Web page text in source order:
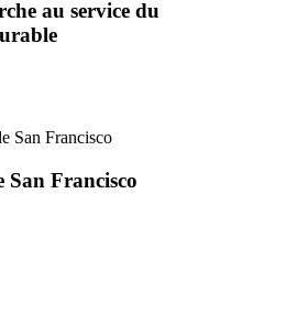
au service du
San Francisco
San Francisco